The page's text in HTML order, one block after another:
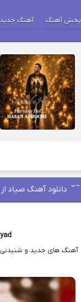
پخش آهنگ آهنگ جدید
دانلود آهنگ صیاد از
آهنگ های جدید و شنیدنی